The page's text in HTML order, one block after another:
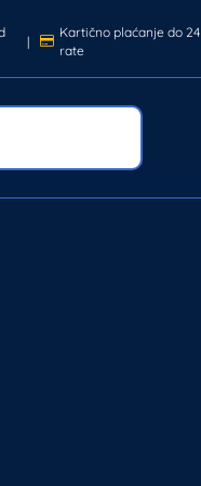
|
Kartično plaćanje do 24
rate